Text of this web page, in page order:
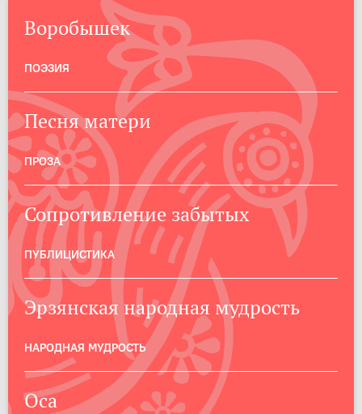
Воробышек
ПОЭЗИЯ
Песня матери
ПРОЗА
Сопротивление забытых
ПУБЛИЦИСТИКА
Эрзянская народная мудрость
НАРОДНАЯ МУДРОСТЬ
Оса